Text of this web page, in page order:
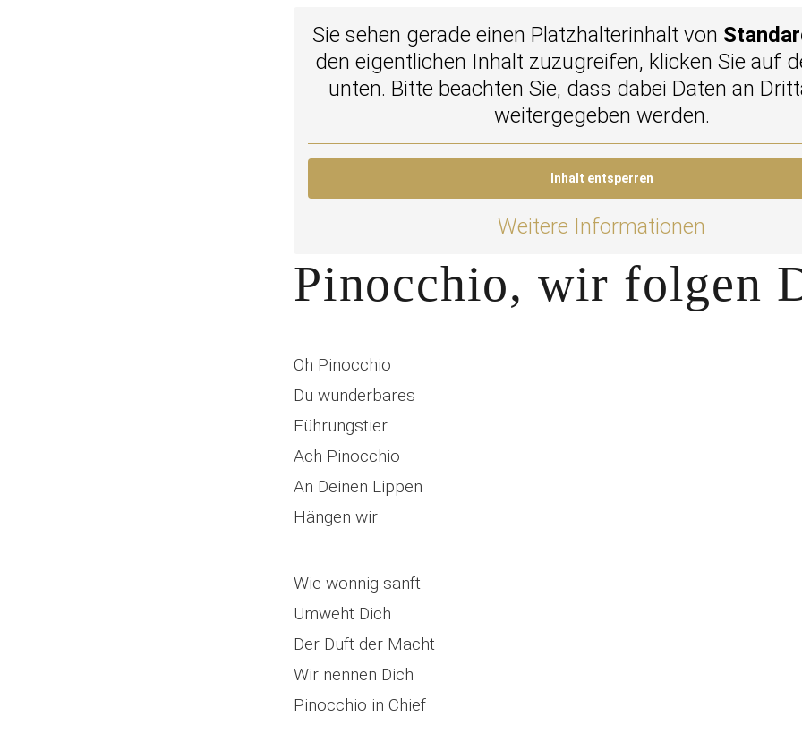
Sie sehen gerade einen Platzhalterinhalt von
den eigentlichen Inhalt zuzugreifen, klicken Sie auf
unten. Bitte beachten Sie, dass dabei Daten an
weitergegeben werden.
Inhalt entsperren
Weitere Informationen
Pinocchio, wir folgen
Oh Pinocchio
Du wunderbares
Führungstier
Ach Pinocchio
An Deinen Lippen
Hängen wir
Wie wonnig sanft
Umweht Dich
Der Duft der Macht
Wir nennen Dich
Pinocchio in Chief